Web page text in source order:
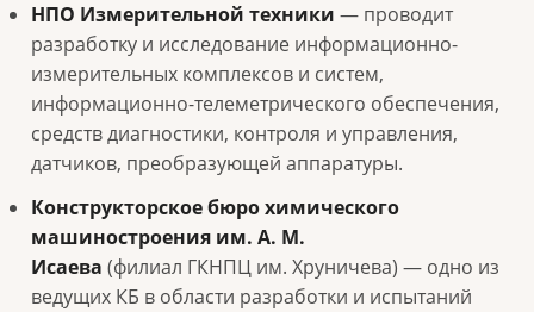
НПО Измерительной техники — проводит
разработку и исследование информационно-
измерительных комплексов и систем,
информационно-телеметрического обеспечения,
средств диагностики, контроля и управления,
датчиков, преобразующей аппаратуры.
Конструкторское бюро химического
машиностроения им. А. М.
Исаева (филиал ГКНПЦ им. Хруничева) — одно из
ведущих КБ в области разработки и испытаний